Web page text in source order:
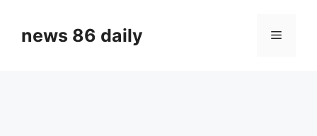
contentnews 86 daily Menu